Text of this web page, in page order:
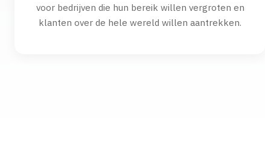
voor bedrijven die hun bereik willen vergroten en
klanten over de hele wereld willen aantrekken.